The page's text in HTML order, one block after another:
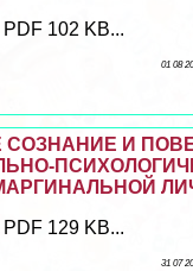
102 KB...
01 08
И
129 KB...
31 07